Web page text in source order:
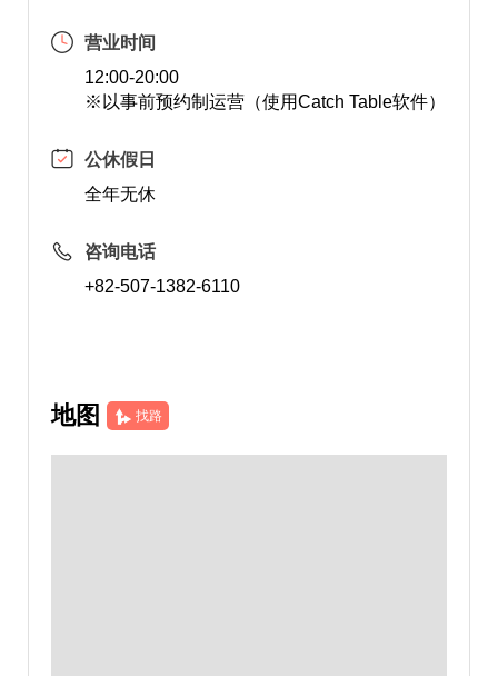
营业时间
12:00-20:00
※以事前预约制运营（使用Catch Table软件）
公休假日
全年无休
咨询电话
+82-507-1382-6110
地图 找路